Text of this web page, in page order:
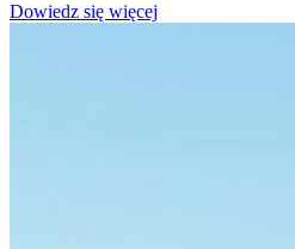
Dowiedz się więcej